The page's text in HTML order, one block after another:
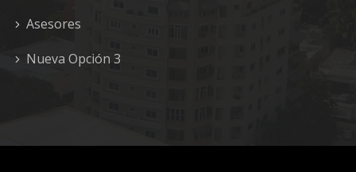
Asesores
Nueva Opción 3